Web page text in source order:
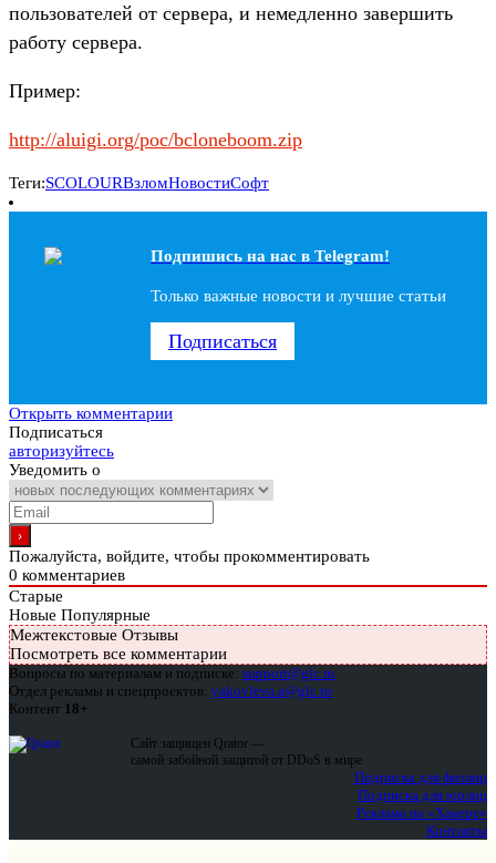
пользователей от сервера, и немедленно завершить
работу сервера.
Пример:
http://aluigi.org/poc/bcloneboom.zip
Теги:SCOLOURВзломНовостиСофт
Подпишись на наc в Telegram!
Только важные новости и лучшие статьи
Подписаться
Открыть комментарии
Подписаться
авторизуйтесь
Уведомить о
Пожалуйста, войдите, чтобы прокомментировать
0 комментариев
Старые
Новые Популярные
Межтекстовые Отзывы
Посмотреть все комментарии
Вопросы по материалам и подписке: support@glc.ru
Отдел рекламы и спецпроектов: yakovleva.a@glc.ru
Контент 18+
Сайт защищен Qrator —
самой забойной защитой от DDoS в мире
Подписка для физлиц
Подписка для юрлиц
Реклама на «Хакере»
Контакты